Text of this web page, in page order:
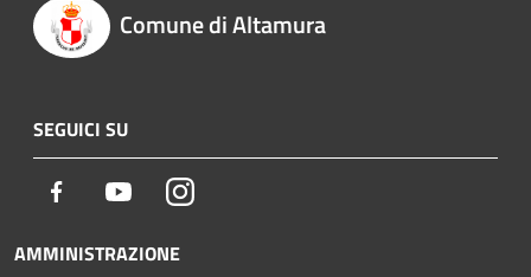
Comune di Altamura
SEGUICI SU
Facebook YoutubeInstagram
AMMINISTRAZIONE